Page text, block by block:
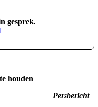
gesprek.
houden
Persbericht